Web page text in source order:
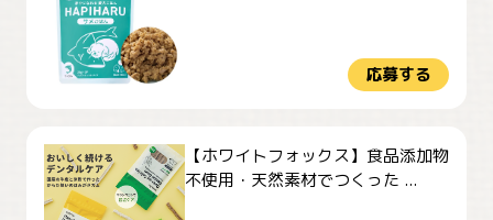
応募する
【ホワイトフォックス】食品添加物
不使用・天然素材でつくった ...